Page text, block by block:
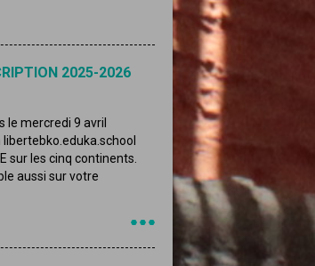
2025-2026
le mercredi 9 avril
sur les cinq continents.
aussi sur votre